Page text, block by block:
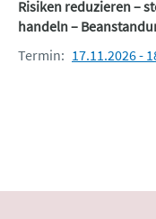
Risiken reduzieren –
handeln –
Termin: 17.11.2026 -